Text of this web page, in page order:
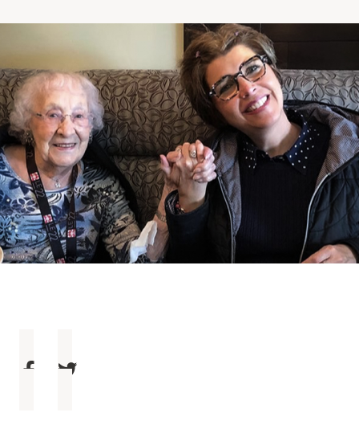
Comprendre les coûts
Les 6 étapes de décision
Votre arrivée en résidence
Témoignages
Ce qui est inclus
Votre appartement
Aires communes
Activités
Commerces intégrés
Entretien